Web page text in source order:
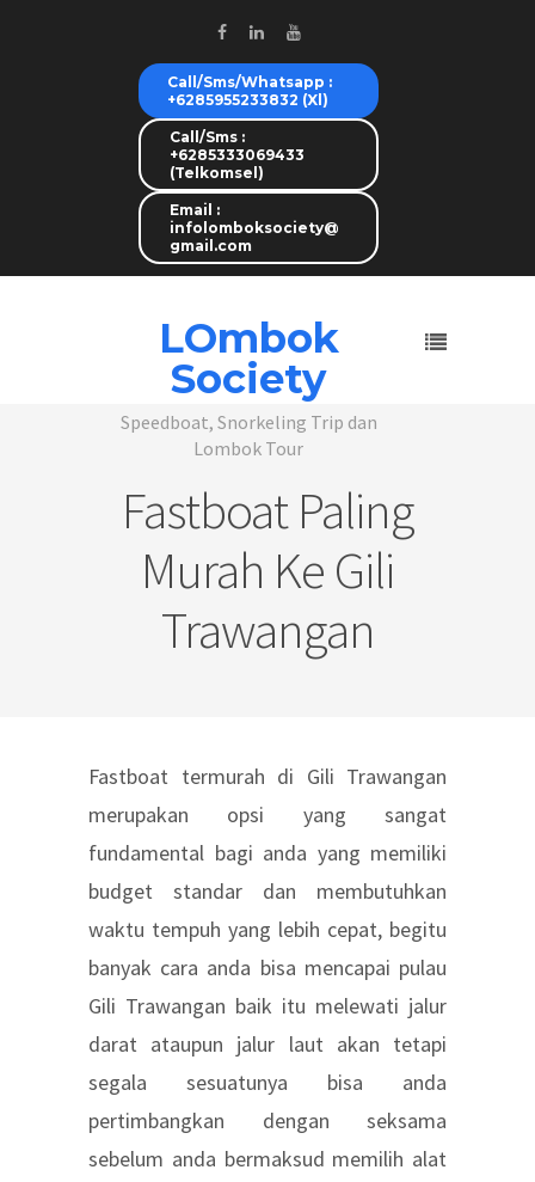
Call/Sms/Whatsapp :
+6285955233832 (Xl)
Call/Sms :
+6285333069433
(Telkomsel)
Email :
infolomboksociety@
gmail.com
LOmbok
Society
Speedboat, Snorkeling Trip dan
Lombok Tour
Fastboat Paling
Murah Ke Gili
Trawangan
Fastboat termurah di Gili Trawangan
merupakan opsi yang sangat
fundamental bagi anda yang memiliki
budget standar dan membutuhkan
waktu tempuh yang lebih cepat, begitu
banyak cara anda bisa mencapai pulau
Gili Trawangan baik itu melewati jalur
darat ataupun jalur laut akan tetapi
segala sesuatunya bisa anda
pertimbangkan dengan seksama
sebelum anda bermaksud memilih alat